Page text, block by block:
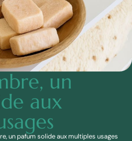
un
aux
un pafum solide aux multiples usages